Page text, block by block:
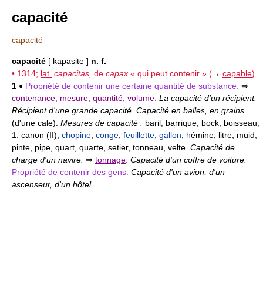
capacité
capacité
capacité [ kapasite ] n. f.
• 1314; lat. capacitas, de capax « qui peut contenir » (→ capable)
1 ♦ Propriété de contenir une certaine quantité de substance. ⇒
contenance mesure quantité volume La capacité d'un récipient.
Récipient d'une grande capacité. Capacité en balles, en grains
(d'une cale). Mesures de capacité : baril, barrique, bock, boisseau,
1. canon (II), chopine conge feuillette gallon hémine, litre, muid,
pinte, pipe, quart, quarte, setier, tonneau, velte. Capacité de
charge d'un navire. ⇒ tonnage Capacité d'un coffre de voiture.
Propriété de contenir des gens. Capacité d'un avion, d'un
ascenseur, d'un hôtel.